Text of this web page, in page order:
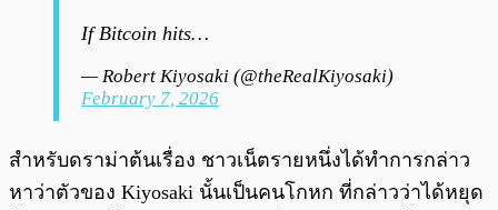
If Bitcoin hits…
— Robert Kiyosaki (@theRealKiyosaki)
February 7, 2026
สำหรับดราม่าต้นเรื่อง ชาวเน็ตรายหนึ่งได้ทำการกล่าว
หาว่าตัวของ Kiyosaki นั้นเป็นคนโกหก ที่กล่าวว่าได้หยุด